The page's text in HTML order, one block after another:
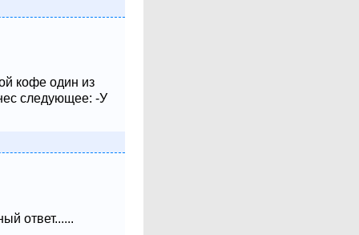
кофе один из
следующее: -У
ответ......